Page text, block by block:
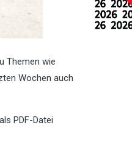
Themen wie
Wochen auch
PDF-Datei